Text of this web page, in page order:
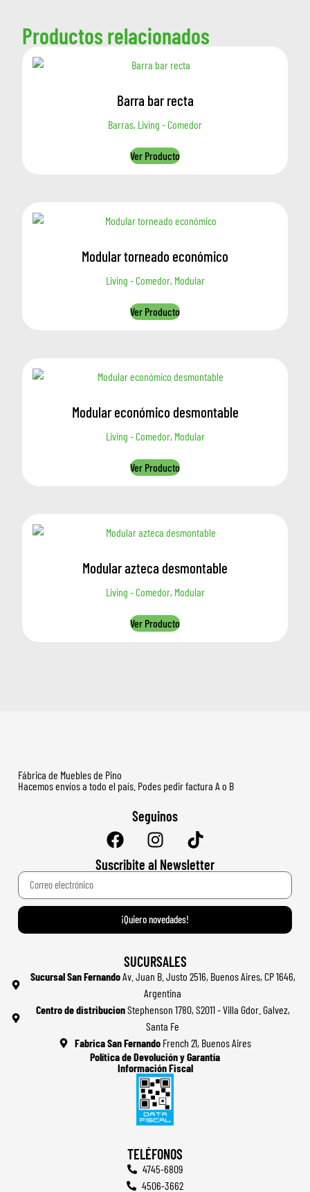
Productos relacionados
Barra bar recta
Barras, Living - Comedor
Ver Producto
Modular torneado económico
Living - Comedor, Modular
Ver Producto
Modular económico desmontable
Living - Comedor, Modular
Ver Producto
Modular azteca desmontable
Living - Comedor, Modular
Ver Producto
Fábrica de Muebles de Pino
Hacemos envíos a todo el país. Podes pedir factura A o B
Seguinos
Suscribite al Newsletter
¡Quiero novedades!
SUCURSALES
Sucursal San FernandoAv. Juan B. Justo 2516, Buenos Aires, CP 1646,
Argentina
Centro de distribucionStephenson 1780, S2011 - Villa Gdor. Galvez,
Santa Fe
Fabrica San FernandoFrench 21, Buenos Aires
Política de Devolución y Garantía
Información Fiscal
TELÉFONOS
4745-6809
4506-3662